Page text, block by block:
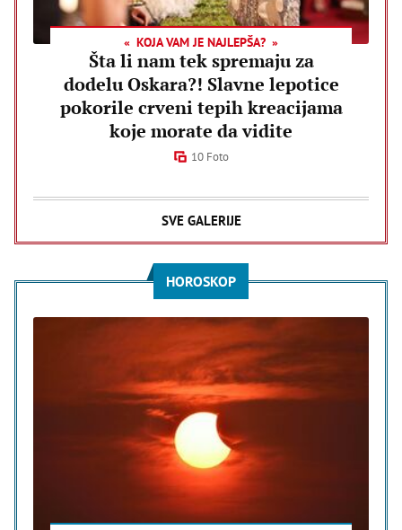
KOJA VAM JE NAJLEPŠA?
Šta li nam tek spremaju za
dodelu Oskara?! Slavne lepotice
pokorile crveni tepih kreacijama
koje morate da vidite
10 Foto
SVE GALERIJE
HOROSKOP